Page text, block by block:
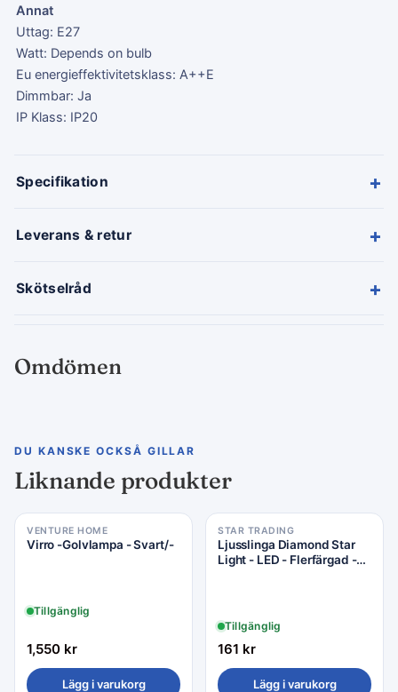
Annat
Uttag: E27
Watt: Depends on bulb
Eu energieffektivitetsklass: A++E
Dimmbar: Ja
IP Klass: IP20
Specifikation +
Leverans & retur +
Skötselråd +
Omdömen
DU KANSKE OCKSÅ GILLAR
Liknande produkter
VENTURE HOME
Virro -Golvlampa - Svart/-
Tillgänglig
1,550 kr
Lägg i varukorg
STAR TRADING
Ljusslinga Diamond Star
Light - LED - Flerfärgad -
Tillgänglig
161 kr
Lägg i varukorg